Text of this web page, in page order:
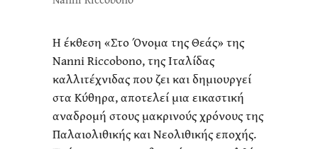
Η έκθεση «Στο Όνομα της Θεάς» της
Nanni Riccobono, της Ιταλίδας
καλλιτέχνιδας που ζει και δημιουργεί
στα Κύθηρα, αποτελεί μια εικαστική
αναδρομή στους μακρινούς χρόνους της
Παλαιολιθικής και Νεολιθικής εποχής.